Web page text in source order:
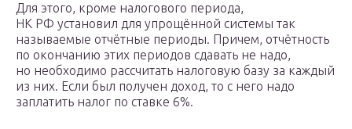
Для этого, кроме налогового периода,
НК РФ установил для упрощённой системы так
называемые отчётные периоды. Причем, отчётность
по окончанию этих периодов сдавать не надо,
но необходимо рассчитать налоговую базу за каждый
из них. Если был получен доход, то с него надо
заплатить налог по ставке 6%.